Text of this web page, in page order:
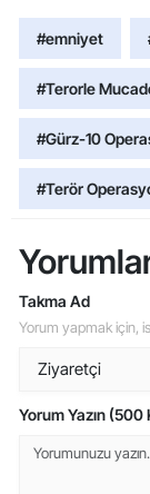
#emniyet
#Terorle
#Gürz-10
#Terör
Takma Ad
Yorum yapmak için,
Yorum Yazın (500